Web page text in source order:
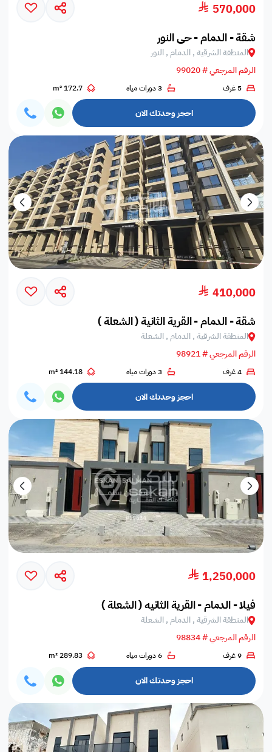
570,000
شقة - الدمام - حي النور
المنطقة الشرقية , الدمام , النور
الرقم المرجعي # 99020
5 غرف 3 دورات مياه 172.7 m²
احجز وحدتك الان
410,000
شقة - الدمام - القرية الثانية ( الشعلة )
المنطقة الشرقية , الدمام , الشعلة
الرقم المرجعي # 98921
4 غرف 3 دورات مياه 144.18 m²
احجز وحدتك الان
1,250,000
فيلا - الدمام - القرية الثانيه ( الشعلة )
المنطقة الشرقية , الدمام , الشعلة
الرقم المرجعي # 98834
9 غرف 6 دورات مياه 289.83 m²
احجز وحدتك الان